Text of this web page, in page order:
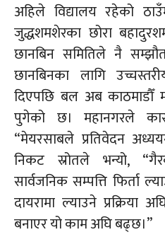
अहिले विद्यालय रहेको
जुद्धशमशेरका छोरा
छानबिन समितिले नै
छानबिनका लागि
दिएपछि बल अब काठमाडौँ
पुगेको छ। महानगरले
“मेयरसाबले प्रतिवेदन
निकट स्रोतले भन्यो,
सार्वजनिक सम्पत्ति फिर्ता
दायरामा ल्याउने प्रक्रिया
बनाएर यो काम अघि बढ्छ।”